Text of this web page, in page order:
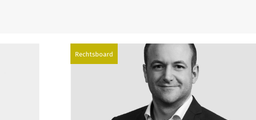
Rechtsboard